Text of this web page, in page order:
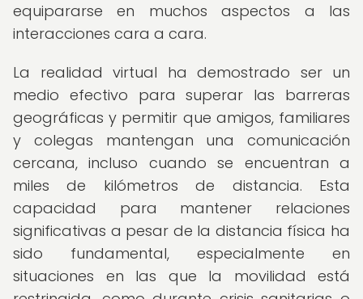
equipararse en muchos aspectos a las
interacciones cara a cara.
La realidad virtual ha demostrado ser un
medio efectivo para superar las barreras
geográficas y permitir que amigos, familiares
y colegas mantengan una comunicación
cercana, incluso cuando se encuentran a
miles de kilómetros de distancia. Esta
capacidad para mantener relaciones
significativas a pesar de la distancia física ha
sido fundamental, especialmente en
situaciones en las que la movilidad está